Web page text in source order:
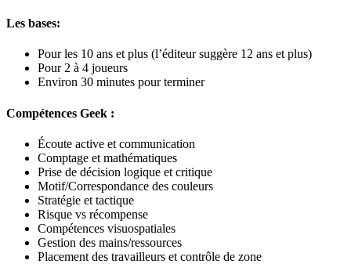
Les bases:
Pour les 10 ans et plus (l’éditeur suggère 12 ans et plus)
Pour 2 à 4 joueurs
Environ 30 minutes pour terminer
Compétences Geek :
Écoute active et communication
Comptage et mathématiques
Prise de décision logique et critique
Motif/Correspondance des couleurs
Stratégie et tactique
Risque vs récompense
Compétences visuospatiales
Gestion des mains/ressources
Placement des travailleurs et contrôle de zone